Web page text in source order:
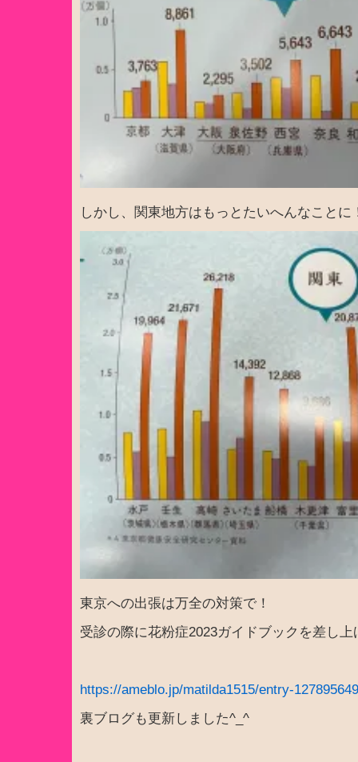
しかし、関東地方はもっとたいへんなことに
東京への出張は万全の対策で！
受診の際に花粉症2023ガイドブックを差し
https://ameblo.jp/matilda1515/entry-
裏ブログも更新しました^_^